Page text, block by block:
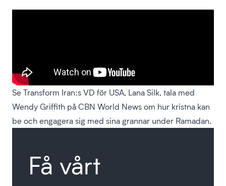
Se Transform Iran:s VD för USA, Lana Silk, tala med
Wendy Griffith på CBN World News om hur kristna kan
be och engagera sig med sina grannar under Ramadan.
Få vårt